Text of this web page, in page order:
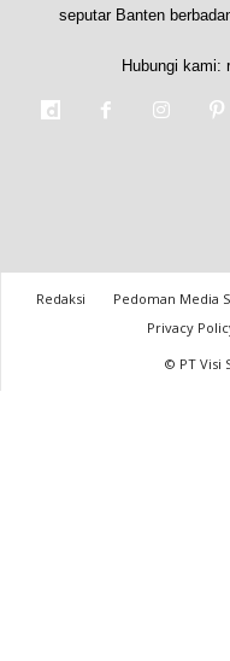
seputar Banten
Hubungi kami:
Redaksi Pedoman Media
Privacy
© PT Visi